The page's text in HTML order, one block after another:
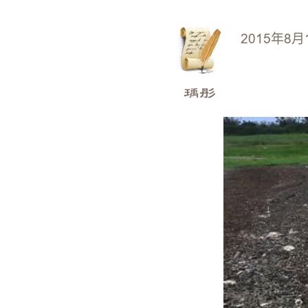
2015年8
瑀彤